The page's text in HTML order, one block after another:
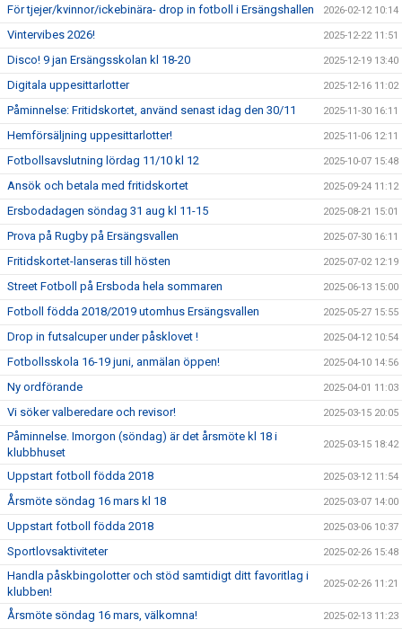
För tjejer/kvinnor/ickebinära- drop in fotboll i Ersängshallen 2026-02-12 10:14
Vintervibes 2026! 2025-12-22 11:51
Disco! 9 jan Ersängsskolan kl 18-20 2025-12-19 13:40
Digitala uppesittarlotter 2025-12-16 11:02
Påminnelse: Fritidskortet, använd senast idag den 30/11 2025-11-30 16:11
Hemförsäljning uppesittarlotter! 2025-11-06 12:11
Fotbollsavslutning lördag 11/10 kl 12 2025-10-07 15:48
Ansök och betala med fritidskortet 2025-09-24 11:12
Ersbodadagen söndag 31 aug kl 11-15 2025-08-21 15:01
Prova på Rugby på Ersängsvallen 2025-07-30 16:11
Fritidskortet-lanseras till hösten 2025-07-02 12:19
Street Fotboll på Ersboda hela sommaren 2025-06-13 15:00
Fotboll födda 2018/2019 utomhus Ersängsvallen 2025-05-27 15:55
Drop in futsalcuper under påsklovet ! 2025-04-12 10:54
Fotbollsskola 16-19 juni, anmälan öppen! 2025-04-10 14:56
Ny ordförande 2025-04-01 11:03
Vi söker valberedare och revisor! 2025-03-15 20:05
Påminnelse. Imorgon (söndag) är det årsmöte kl 18 i
klubbhuset
2025-03-15 18:42
Uppstart fotboll födda 2018 2025-03-12 11:54
Årsmöte söndag 16 mars kl 18 2025-03-07 14:00
Uppstart fotboll födda 2018 2025-03-06 10:37
Sportlovsaktiviteter 2025-02-26 15:48
Handla påskbingolotter och stöd samtidigt ditt favoritlag i
klubben!
2025-02-26 11:21
Årsmöte söndag 16 mars, välkomna! 2025-02-13 11:23